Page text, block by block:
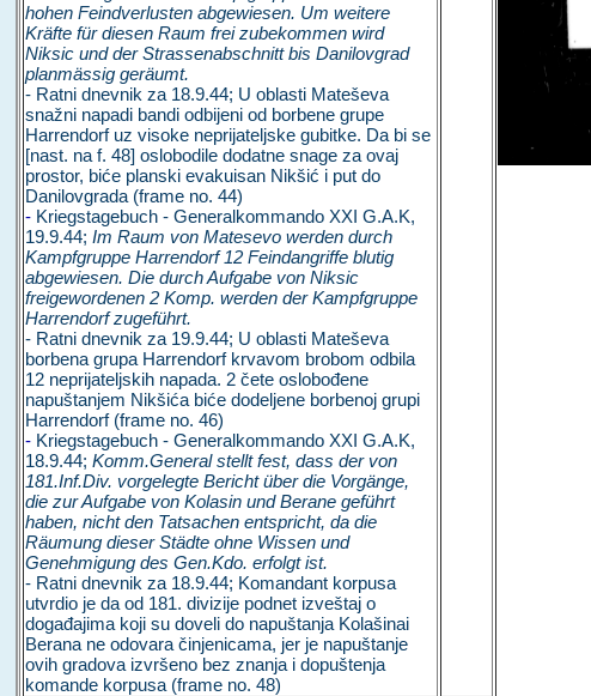
hohen Feindverlusten abgewiesen. Um weitere
Kräfte für diesen Raum frei zubekommen wird
Niksic und der Strassenabschnitt bis Danilovgrad
planmässig geräumt.
- Ratni dnevnik za 18.9.44; U oblasti Mateševa
snažni napadi bandi odbijeni od borbene grupe
Harrendorf uz visoke neprijateljske gubitke. Da bi se
[nast. na f. 48] oslobodile dodatne snage za ovaj
prostor, biće planski evakuisan Nikšić i put do
Danilovgrada (frame no. 44)
- Kriegstagebuch - Generalkommando XXI G.A.K,
19.9.44;Im Raum von Matesevo werden durch
Kampfgruppe Harrendorf 12 Feindangriffe blutig
abgewiesen. Die durch Aufgabe von Niksic
freigewordenen 2 Komp. werden der Kampfgruppe
Harrendorf zugeführt.
- Ratni dnevnik za 19.9.44; U oblasti Mateševa
borbena grupa Harrendorf krvavom brobom odbila
12 neprijateljskih napada. 2 čete oslobođene
napuštanjem Nikšića biće dodeljene borbenoj grupi
Harrendorf (frame no. 46)
- Kriegstagebuch - Generalkommando XXI G.A.K,
18.9.44;Komm.General stellt fest, dass der von
181.Inf.Div. vorgelegte Bericht über die Vorgänge,
die zur Aufgabe von Kolasin und Berane geführt
haben, nicht den Tatsachen entspricht, da die
Räumung dieser Städte ohne Wissen und
Genehmigung des Gen.Kdo. erfolgt ist.
- Ratni dnevnik za 18.9.44; Komandant korpusa
utvrdio je da od 181. divizije podnet izveštaj o
događajima koji su doveli do napuštanja Kolašinai
Berana ne odovara činjenicama, jer je napuštanje
ovih gradova izvršeno bez znanja i dopuštenja
komande korpusa (frame no. 48)